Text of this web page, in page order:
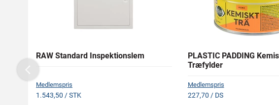
RAW Standard Inspektionslem
Medlemspris
1.543,50 / STK
PLASTIC PADDING
Træfylder
Medlemspris
227,70 / DS
Previous